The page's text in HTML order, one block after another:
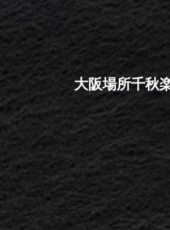
大阪場所千秋